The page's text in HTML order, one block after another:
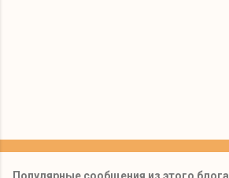
Популярные сообщения из этого блога